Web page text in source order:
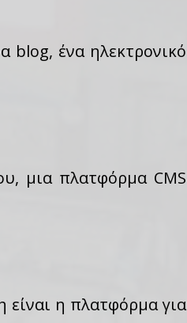
blog, ένα ηλεκτρονικό
μια πλατφόρμα CMS
είναι η πλατφόρμα για